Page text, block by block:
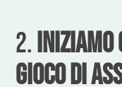
2.Iniziamo
gioco di